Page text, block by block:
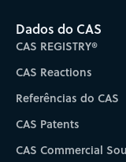
Dados do CAS
CAS REGISTRY®
CAS Reactions
Referências do CAS
CAS Patents
CAS Commercial